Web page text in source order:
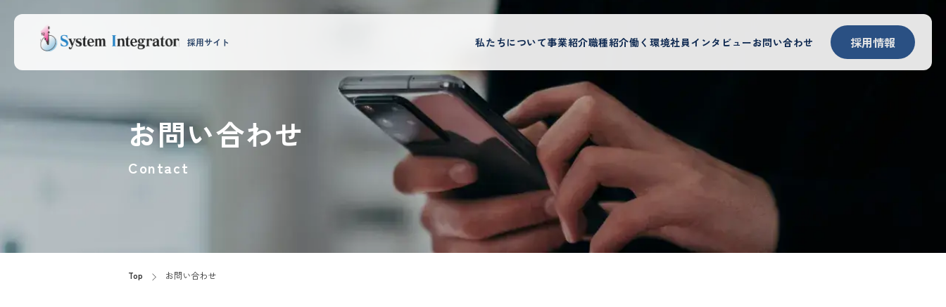
採用サイト 私たちについて事業紹介職種紹介働く環境社員インタビューお問い合わせ 採用情報
お問い合わせ
Contact
Top お問い合わせ